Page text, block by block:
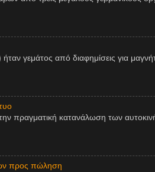
γεμάτος από διαφημίσεις για
πραγματική κατανάλωση των
προς πώληση